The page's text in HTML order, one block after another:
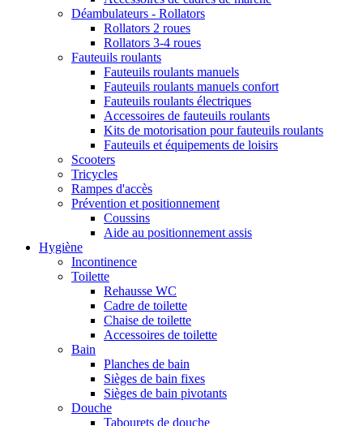
Déambulateurs - Rollators
Rollators 2 roues
Rollators 3-4 roues
Fauteuils roulants
Fauteuils roulants manuels
Fauteuils roulants manuels confort
Fauteuils roulants électriques
Accessoires de fauteuils roulants
Kits de motorisation pour fauteuils roulants
Fauteuils et équipements de loisirs
Scooters
Tricycles
Rampes d'accès
Prévention et positionnement
Coussins
Aide au positionnement assis
Hygiène
Incontinence
Toilette
Rehausse WC
Cadre de toilette
Chaise de toilette
Accessoires de toilette
Bain
Planches de bain
Sièges de bain fixes
Sièges de bain pivotants
Douche
Tabourets de douche